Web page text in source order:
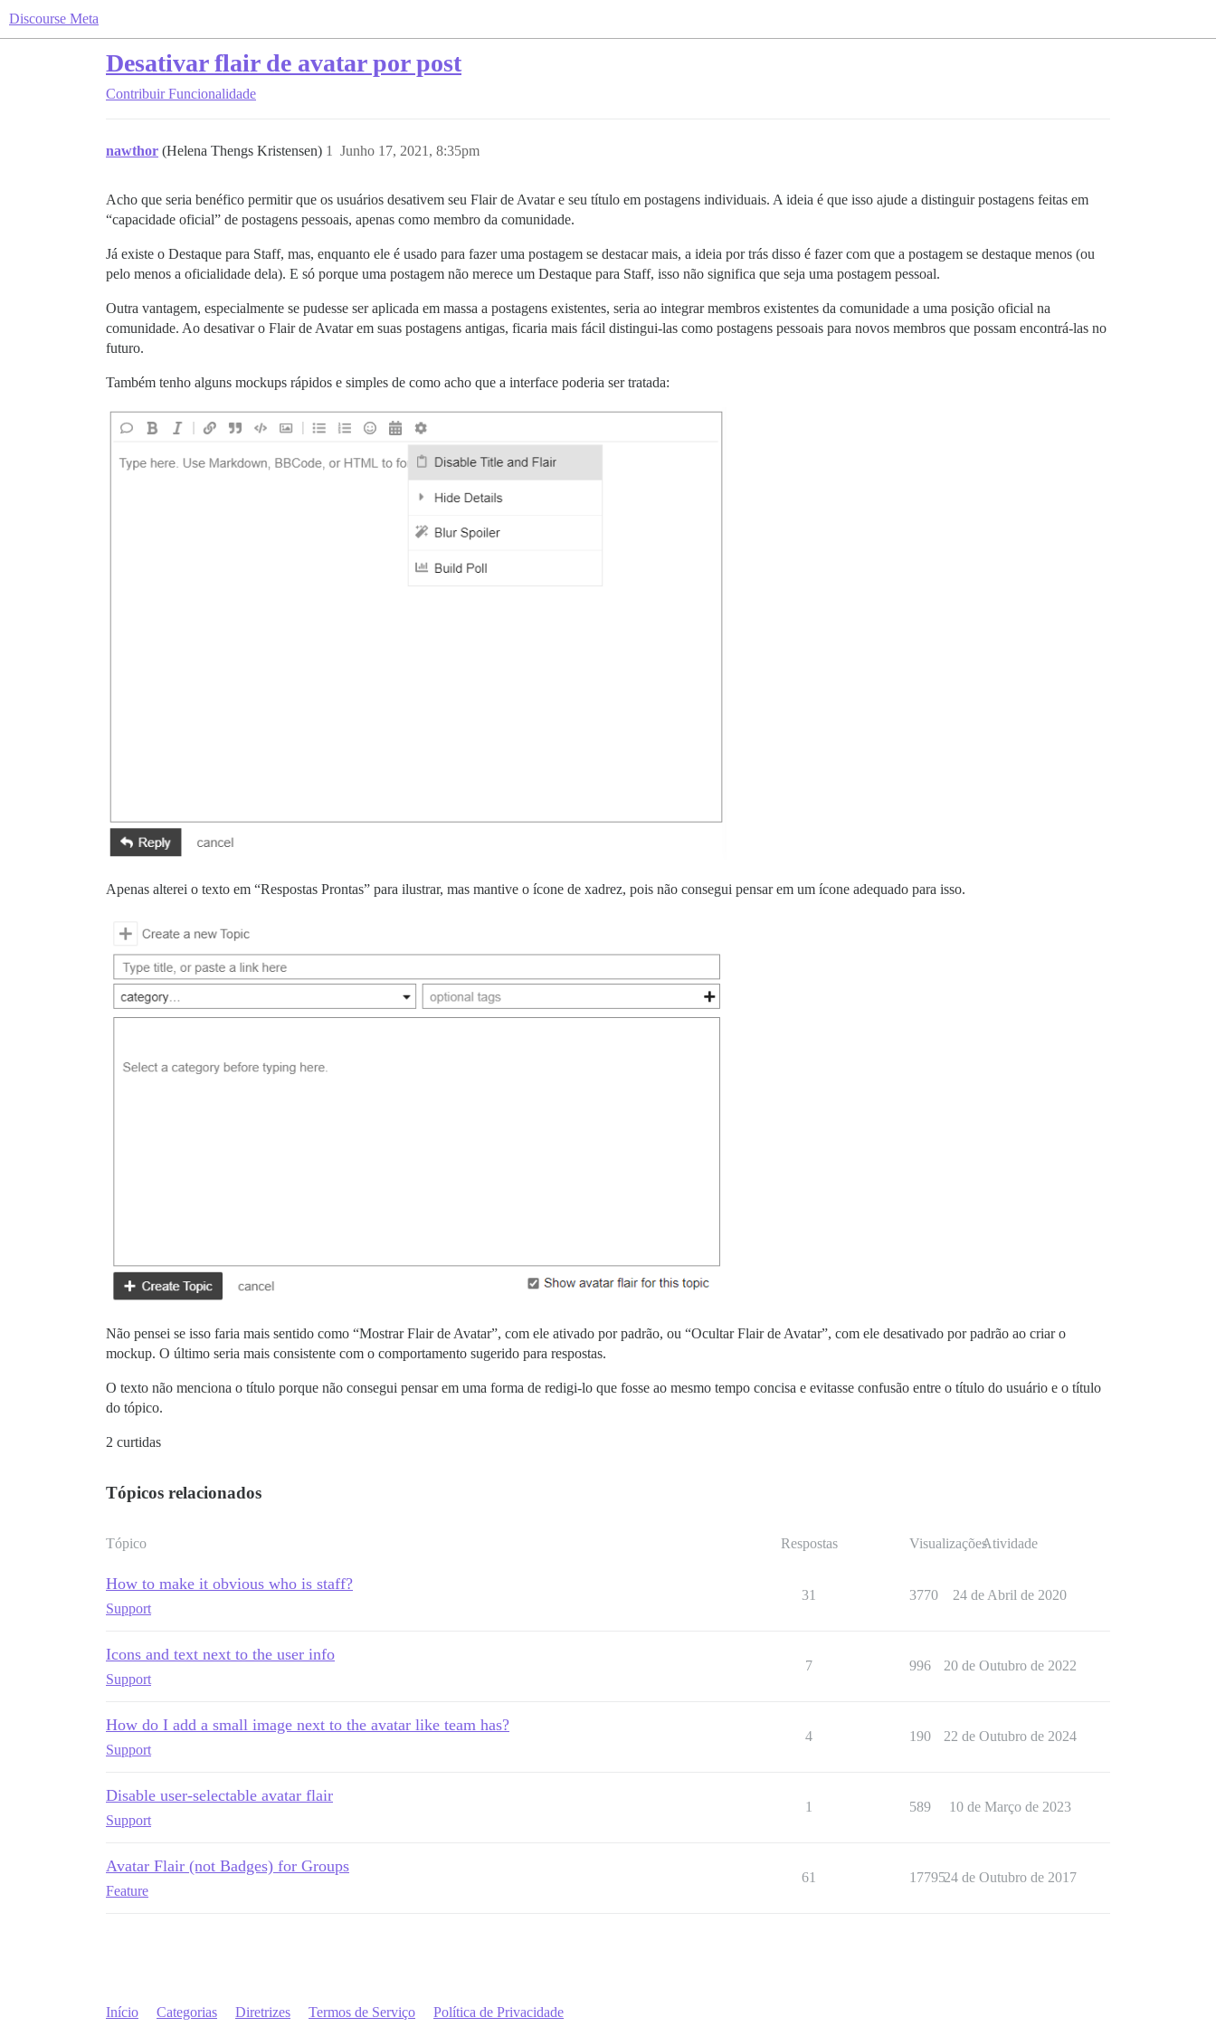
Discourse Meta
Desativar flair de avatar por post
Contribuir Funcionalidade
nawthor (Helena Thengs Kristensen) Junho 17, 2021, 8:35pm
1
Acho que seria benéfico permitir que os usuários desativem seu Flair de Avatar e seu título em postagens individuais. A ideia é que isso ajude a distinguir postagens feitas em
“capacidade oficial” de postagens pessoais, apenas como membro da comunidade.
Já existe o Destaque para Staff, mas, enquanto ele é usado para fazer uma postagem se destacar mais, a ideia por trás disso é fazer com que a postagem se destaque menos (ou
pelo menos a oficialidade dela). E só porque uma postagem não merece um Destaque para Staff, isso não significa que seja uma postagem pessoal.
Outra vantagem, especialmente se pudesse ser aplicada em massa a postagens existentes, seria ao integrar membros existentes da comunidade a uma posição oficial na
comunidade. Ao desativar o Flair de Avatar em suas postagens antigas, ficaria mais fácil distingui-las como postagens pessoais para novos membros que possam encontrá-las no
futuro.
Também tenho alguns mockups rápidos e simples de como acho que a interface poderia ser tratada:
Apenas alterei o texto em “Respostas Prontas” para ilustrar, mas mantive o ícone de xadrez, pois não consegui pensar em um ícone adequado para isso.
Não pensei se isso faria mais sentido como “Mostrar Flair de Avatar”, com ele ativado por padrão, ou “Ocultar Flair de Avatar”, com ele desativado por padrão ao criar o
mockup. O último seria mais consistente com o comportamento sugerido para respostas.
O texto não menciona o título porque não consegui pensar em uma forma de redigi-lo que fosse ao mesmo tempo concisa e evitasse confusão entre o título do usuário e o título
do tópico.
2 curtidas
Tópicos relacionados
Tópico Respostas VisualizaçõesAtividade
How to make it obvious who is staff?
Support
31 3770 24 de Abril de 2020
Icons and text next to the user info
Support
7 996 20 de Outubro de 2022
How do I add a small image next to the avatar like team has?
Support
4 190 22 de Outubro de 2024
Disable user-selectable avatar flair
Support
1 589 10 de Março de 2023
Avatar Flair (not Badges) for Groups
Feature
61 1779524 de Outubro de 2017
Início Categorias Diretrizes Termos de Serviço Política de Privacidade